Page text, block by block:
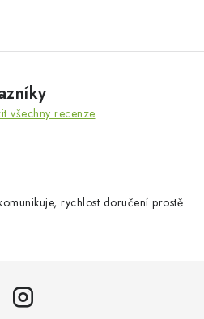
všechny recenze
rychlost doručení prostě